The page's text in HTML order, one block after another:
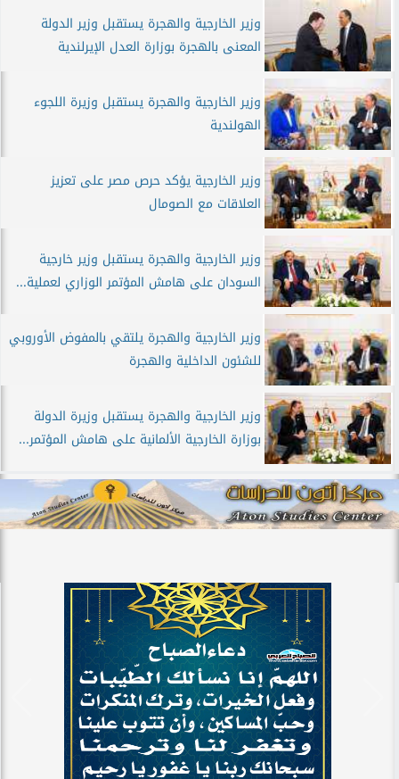
وزير الخارجية والهجرة يستقبل وزير الدولة
المعنى بالهجرة بوزارة العدل الإيرلندية
وزير الخارجية والهجرة يستقبل وزيرة اللجوء
الهولندية
وزير الخارجية يؤكد حرص مصر على تعزيز
العلاقات مع الصومال
وزير الخارجية والهجرة يستقبل وزير خارجية
السودان على هامش المؤتمر الوزاري لعملية...
وزير الخارجية والهجرة يلتقي بالمفوض الأوروبي
للشئون الداخلية والهجرة
وزير الخارجية والهجرة يستقبل وزيرة الدولة
بوزارة الخارجية الألمانية على هامش المؤتمر...